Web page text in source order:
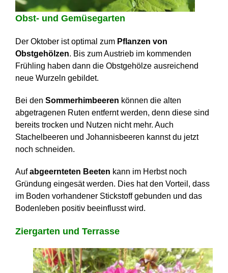
Obst- und Gemüsegarten
Der Oktober ist optimal zum Pflanzen von
Obstgehölzen. Bis zum Austrieb im kommenden
Frühling haben dann die Obstgehölze ausreichend
neue Wurzeln gebildet.
Bei den Sommerhimbeeren können die alten
abgetragenen Ruten entfernt werden, denn diese sind
bereits trocken und Nutzen nicht mehr. Auch
Stachelbeeren und Johannisbeeren kannst du jetzt
noch schneiden.
Aufabgeernteten Beeten kann im Herbst noch
Gründung eingesät werden. Dies hat den Vorteil, dass
im Boden vorhandener Stickstoff gebunden und das
Bodenleben positiv beeinflusst wird.
Ziergarten und Terrasse